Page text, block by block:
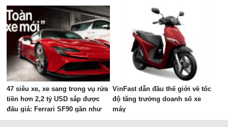
chiếc toàn cầu, giá quy đổi gần
68 tỷ đồng
47 siêu xe, xe sang trong vụ rửa
tiền hơn 2,2 tỷ USD sắp được
đấu giá: Ferrari SF90 gần như
mới, Rolls-Royce xếp hàng dài
VinFast dẫn đầu thế giới về tốc
độ tăng trưởng doanh số xe
máy